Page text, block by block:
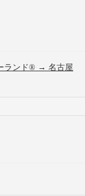
ランド® → 名古屋